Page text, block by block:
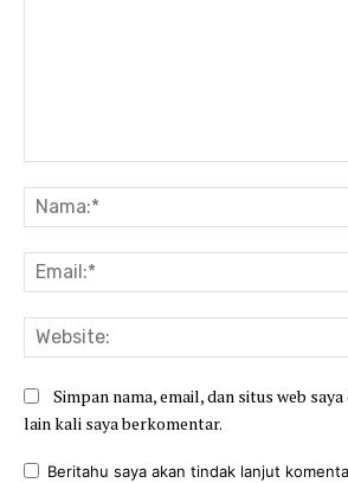
Simpan nama, email, dan situs web
lain kali saya berkomentar.
Beritahu saya akan tindak lanjut